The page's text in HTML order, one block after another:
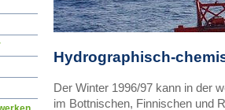
Hydrographisch-
Der Winter 1996/97 kann in der
im Bottnischen, Finnischen und